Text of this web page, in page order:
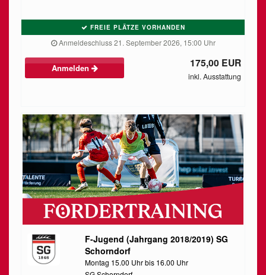
FREIE PLÄTZE VORHANDEN
Anmeldeschluss 21. September 2026, 15:00 Uhr
Anmelden 175,00 EUR
inkl. Ausstattung
F-Jugend (Jahrgang 2018/2019) SG
Schorndorf
Montag 15.00 Uhr bis 16.00 Uhr